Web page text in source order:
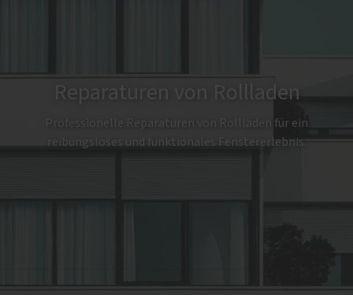
Reparaturen von Rollladen
Professionelle Reparaturen von Rollläden für ein
reibungsloses und funktionales Fenstererlebnis.